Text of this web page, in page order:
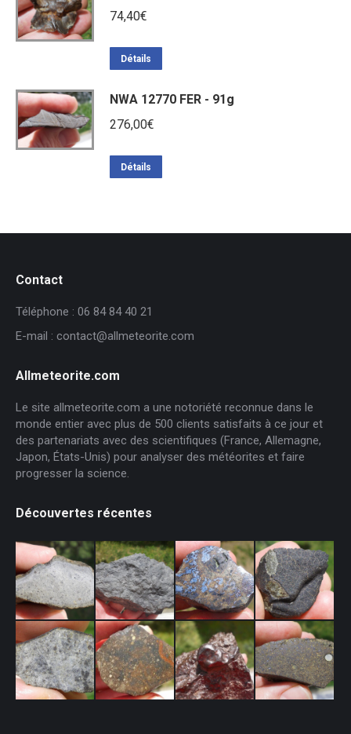
74,40€
Détails
NWA 12770 FER - 91g
276,00€
Détails
Contact
Téléphone : 06 84 84 40 21
E-mail : contact@allmeteorite.com
Allmeteorite.com
Le site allmeteorite.com a une notoriété reconnue dans le
monde entier avec plus de 500 clients satisfaits à ce jour et
des partenariats avec des scientifiques (France, Allemagne,
Japon, États-Unis) pour analyser des météorites et faire
progresser la science.
Découvertes récentes